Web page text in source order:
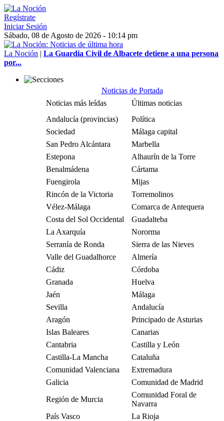
Regístrate
Iniciar Sesión
Sábado, 08 de Agosto de 2026 - 10:14 pm
La Noción | La Guardia Civil de Albacete detiene a una persona
por...
Noticias de Portada
Noticias más leídas
Últimas noticias
Andalucía (provincias)
Política
Sociedad
Málaga capital
San Pedro Alcántara
Marbella
Estepona
Alhaurín de la Torre
Benalmádena
Cártama
Fuengirola
Mijas
Rincón de la Victoria
Torremolinos
Vélez-Málaga
Comarca de Antequera
Costa del Sol Occidental
Guadalteba
La Axarquía
Nororma
Serranía de Ronda
Sierra de las Nieves
Valle del Guadalhorce
Almería
Cádiz
Córdoba
Granada
Huelva
Jaén
Málaga
Sevilla
Andalucía
Aragón
Principado de Asturias
Islas Baleares
Canarias
Cantabria
Castilla y León
Castilla-La Mancha
Cataluña
Comunidad Valenciana
Extremadura
Galicia
Comunidad de Madrid
Región de Murcia
Comunidad Foral de
Navarra
País Vasco
La Rioja